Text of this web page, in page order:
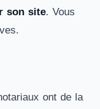
son site. Vous
ont de la